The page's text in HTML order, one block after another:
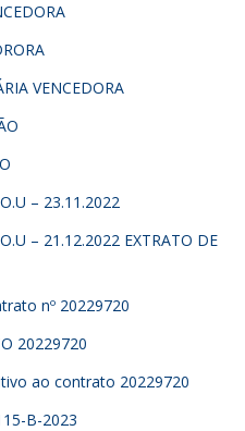
VENCEDORA
– 23.11.2022
– 21.12.2022 EXTRATO DE
nº 20229720
20229720
ao contrato 20229720
B-2023